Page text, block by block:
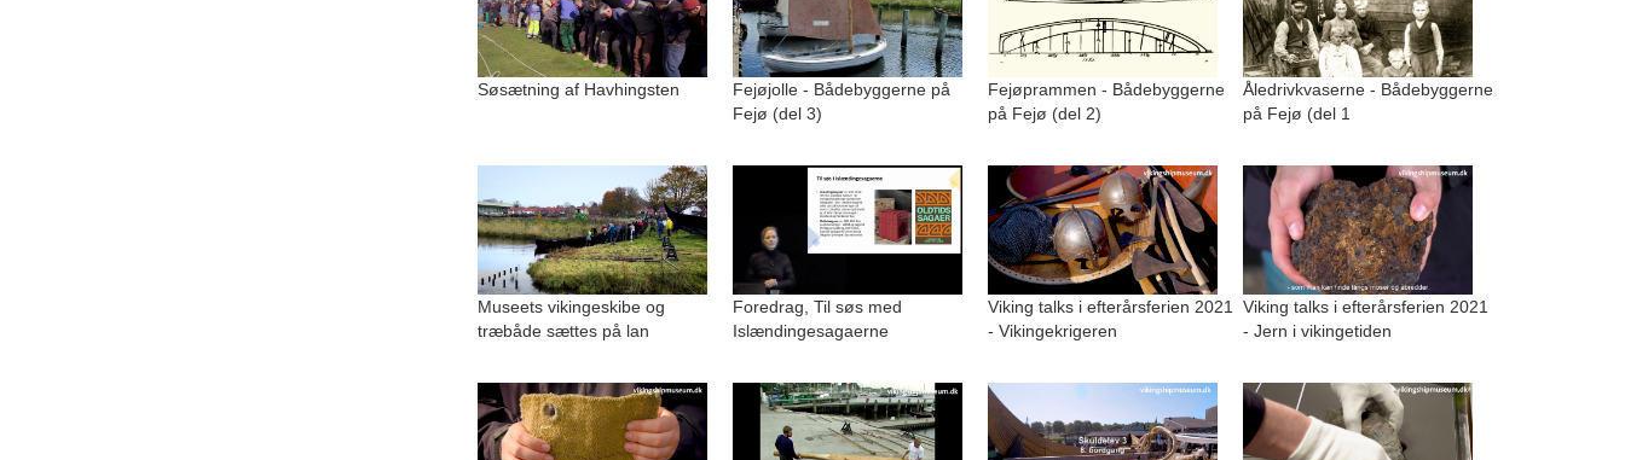
Søsætning af Havhingsten
Fejøjolle - Bådebyggerne på
Fejø (del 3)
Fejøprammen - Bådebyggerne
på Fejø (del 2)
Åledrivkvaserne - Bådebyggerne
på Fejø (del 1
Museets vikingeskibe og
træbåde sættes på lan
Foredrag, Til søs med
Islændingesagaerne
Viking talks i efterårsferien 2021
- Vikingekrigeren
Viking talks i efterårsferien 2021
- Jern i vikingetiden